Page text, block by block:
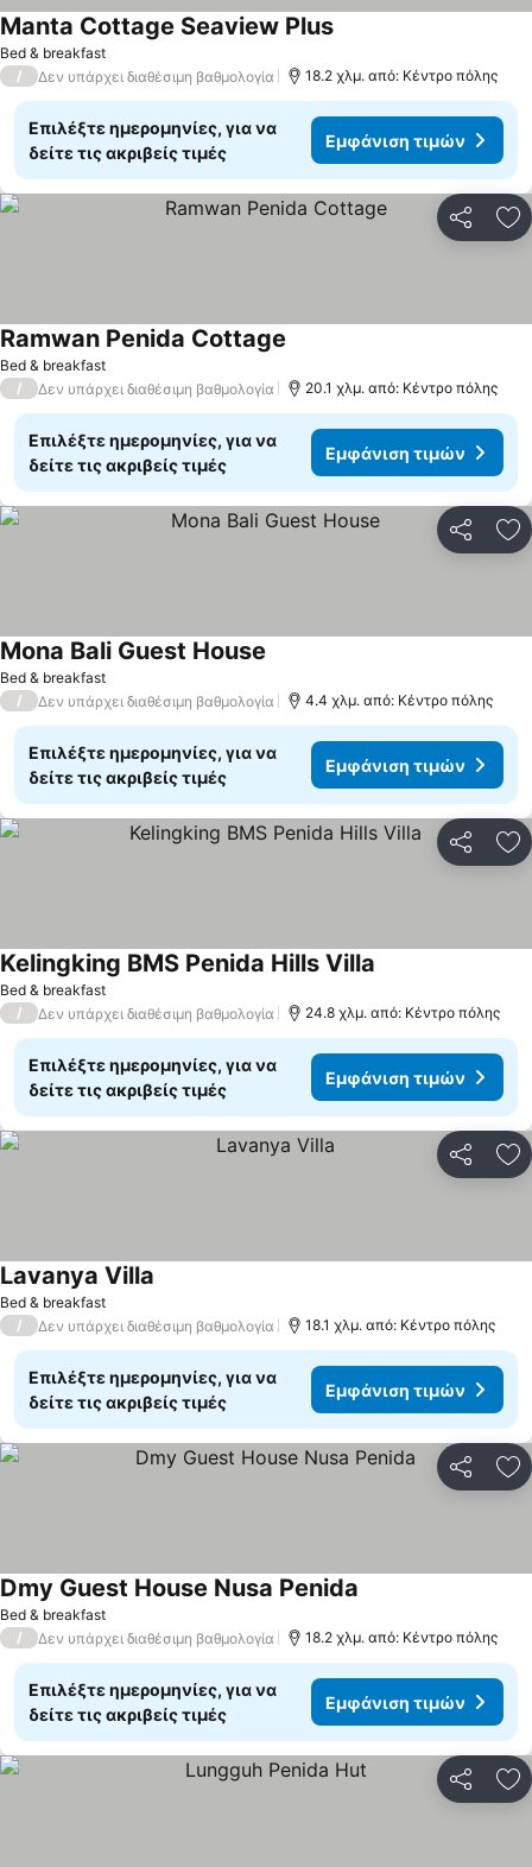
Bed & breakfast
Manta Cottage Seaview Plus
/ Δεν υπάρχει διαθέσιμη βαθμολογία 18.2 χλμ. από: Κέντρο πόλης
Επιλέξτε ημερομηνίες, για να
δείτε τις ακριβείς τιμές
Εμφάνιση τιμών
Bed & breakfast
Ramwan Penida Cottage
/ Δεν υπάρχει διαθέσιμη βαθμολογία 20.1 χλμ. από: Κέντρο πόλης
Επιλέξτε ημερομηνίες, για να
δείτε τις ακριβείς τιμές
Εμφάνιση τιμών
Bed & breakfast
Mona Bali Guest House
/ Δεν υπάρχει διαθέσιμη βαθμολογία 4.4 χλμ. από: Κέντρο πόλης
Επιλέξτε ημερομηνίες, για να
δείτε τις ακριβείς τιμές
Εμφάνιση τιμών
Bed & breakfast
Kelingking BMS Penida Hills Villa
/ Δεν υπάρχει διαθέσιμη βαθμολογία 24.8 χλμ. από: Κέντρο πόλης
Επιλέξτε ημερομηνίες, για να
δείτε τις ακριβείς τιμές
Εμφάνιση τιμών
Bed & breakfast
Lavanya Villa
/ Δεν υπάρχει διαθέσιμη βαθμολογία 18.1 χλμ. από: Κέντρο πόλης
Επιλέξτε ημερομηνίες, για να
δείτε τις ακριβείς τιμές
Εμφάνιση τιμών
Bed & breakfast
Dmy Guest House Nusa Penida
/ Δεν υπάρχει διαθέσιμη βαθμολογία 18.2 χλμ. από: Κέντρο πόλης
Επιλέξτε ημερομηνίες, για να
δείτε τις ακριβείς τιμές
Εμφάνιση τιμών